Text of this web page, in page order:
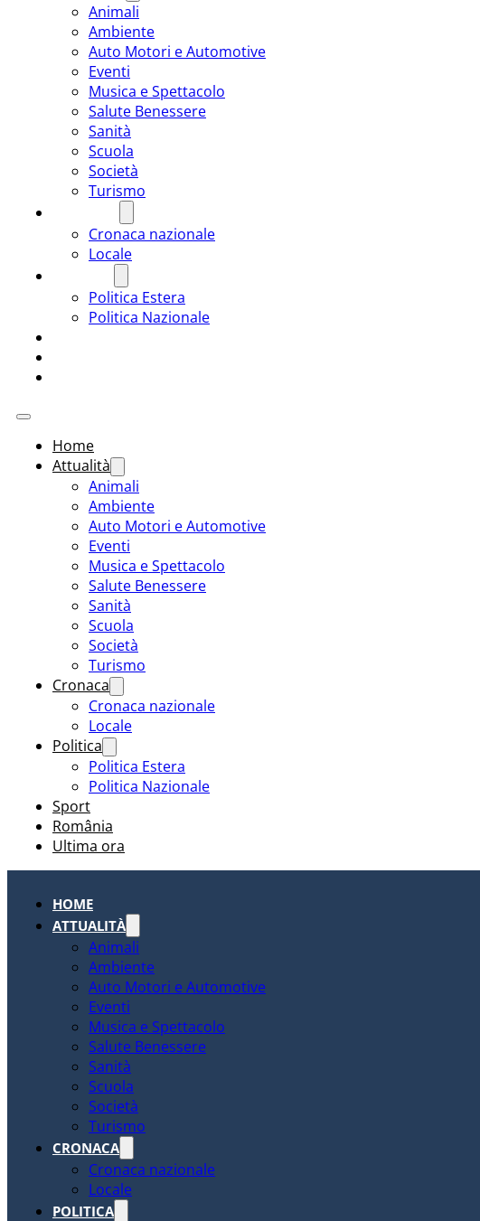
Animali
Ambiente
Auto Motori e Automotive
Eventi
Musica e Spettacolo
Salute Benessere
Sanità
Scuola
Società
Turismo
Cronaca nazionale
Locale
Politica Estera
Politica Nazionale
Home
Attualità
Animali
Ambiente
Auto Motori e Automotive
Eventi
Musica e Spettacolo
Salute Benessere
Sanità
Scuola
Società
Turismo
Cronaca
Cronaca nazionale
Locale
Politica
Politica Estera
Politica Nazionale
Sport
România
Ultima ora
HOME
ATTUALITÀ
Animali
Ambiente
Auto Motori e Automotive
Eventi
Musica e Spettacolo
Salute Benessere
Sanità
Scuola
Società
Turismo
CRONACA
Cronaca nazionale
Locale
POLITICA